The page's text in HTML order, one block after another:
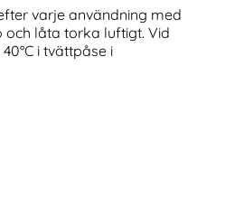
varje användning med
och låta torka luftigt. Vid
i tvättpåse i